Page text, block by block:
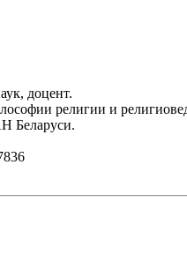
доцент.
религии и
Беларуси.